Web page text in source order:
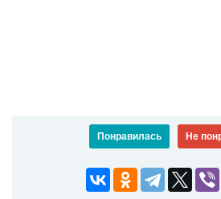
Понравилась Не